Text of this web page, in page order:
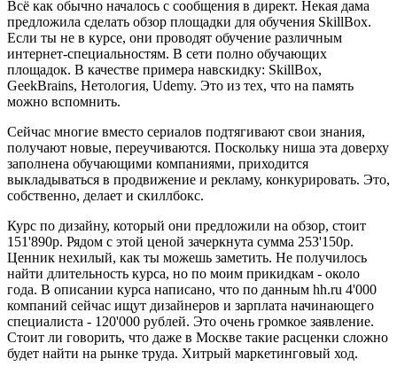
Всё как обычно началось с сообщения в директ. Некая дама
предложила сделать обзор площадки для обучения SkillBox.
Если ты не в курсе, они проводят обучение различным
интернет-специальностям. В сети полно обучающих
площадок. В качестве примера навскидку: SkillBox,
GeekBrains, Нетология, Udemy. Это из тех, что на память
можно вспомнить.
Сейчас многие вместо сериалов подтягивают свои знания,
получают новые, переучиваются. Поскольку ниша эта доверху
заполнена обучающими компаниями, приходится
выкладываться в продвижение и рекламу, конкурировать. Это,
собственно, делает и скиллбокс.
Курс по дизайну, который они предложили на обзор, стоит
151'890р. Рядом с этой ценой зачеркнута сумма 253'150р.
Ценник нехилый, как ты можешь заметить. Не получилось
найти длительность курса, но по моим прикидкам - около
года. В описании курса написано, что по данным hh.ru 4'000
компаний сейчас ищут дизайнеров и зарплата начинающего
специалиста - 120'000 рублей. Это очень громкое заявление.
Стоит ли говорить, что даже в Москве такие расценки сложно
будет найти на рынке труда. Хитрый маркетинговый ход.